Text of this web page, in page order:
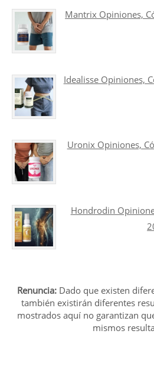
Mantrix Opiniones,
Idealisse Opiniones,
Uronix Opiniones,
Hondrodin
Renuncia: Dado que existen
también existirán diferentes
mostrados aquí no garantizan
mismos